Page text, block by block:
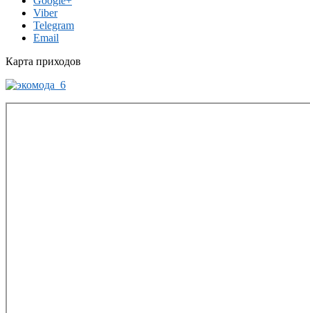
Viber
Telegram
Email
Карта приходов